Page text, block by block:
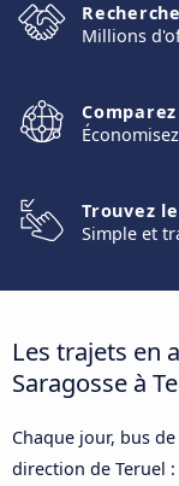
Millions
Trouvez
Simple et
Les trajets en
Saragosse à
Chaque jour, bus
direction de Teruel